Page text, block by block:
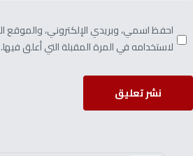
احفظ اسمي، وبريدي الإلكتروني، والموقع
لاستخدامه في المرة المقبلة التي أعلق فيها.
نشر تعليق